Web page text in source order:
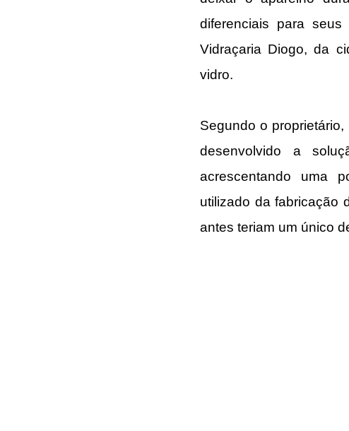
diferenciais para
Vidraçaria Diogo, da
vidro.
Segundo o
desenvolvido a
acrescentando uma
utilizado da fabricação
antes teriam um único